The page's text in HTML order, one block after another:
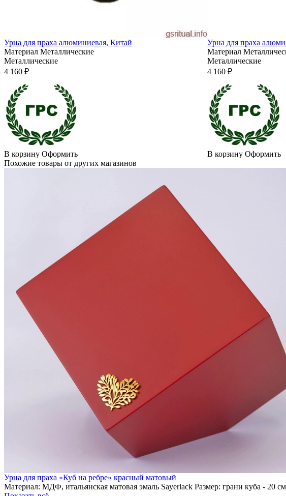
Урна для праха алюминиевая, Китай
Материал Металлические
Металлические
4 160 ₽
В корзину Оформить
Урна для праха
Материал
Металлические
4 160 ₽
В корзину Оформить
Похожие товары от других магазинов
Урна для праха «Куб на ребре» красный матовый
Материал: МДФ, итальянская матовая эмаль Sayerlack Размер: грани куба - 20